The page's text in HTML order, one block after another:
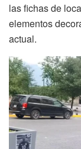
las fichas de
elementos
actual.